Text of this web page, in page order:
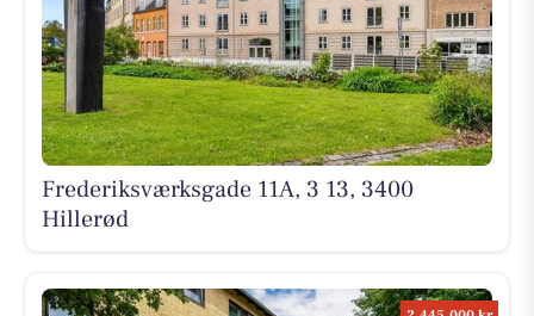
Frederiksværksgade 11A, 3 13, 3400
Hillerød